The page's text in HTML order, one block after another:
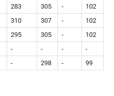
283 305 -
102
310 307 -
102
295 305 -
102
- - -
-
- 298 - 99